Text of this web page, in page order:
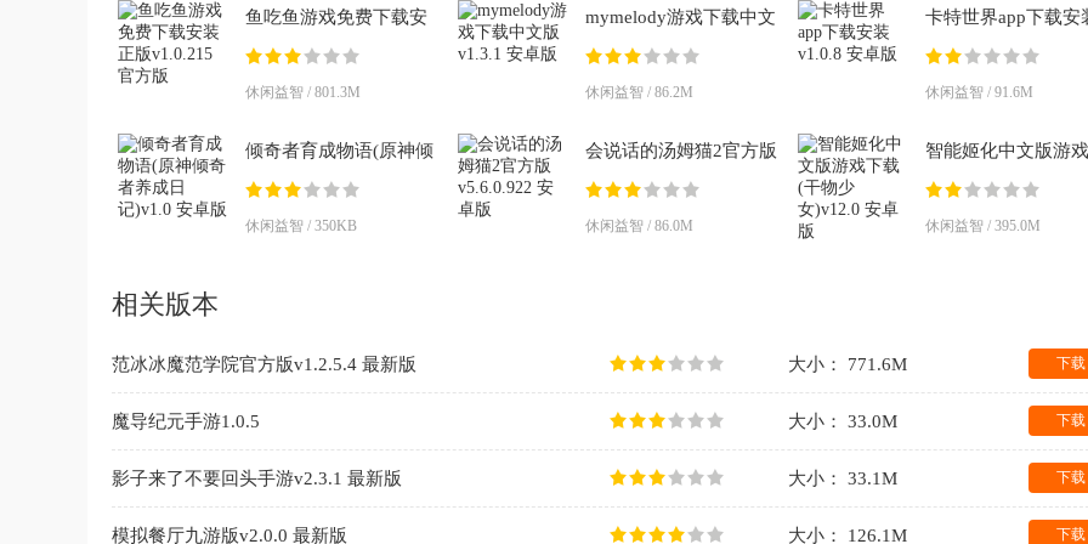
鱼吃鱼游戏免费下载安
装正版v1.0.215 官方版
休闲益智 / 801.3M
mymelody游戏下载中文
版v1.3.1 安卓版
休闲益智 / 86.2M
卡特世界app下载安
v1.0.8 安卓版
休闲益智 / 91.6M
倾奇者育成物语(原神倾
奇者养成日记)v1.0 安卓
休闲益智 / 350KB
会说话的汤姆猫2官方版
v5.6.0.922 安卓版
休闲益智 / 86.0M
智能姬化中文版游
载(干物少女)v12.0
休闲益智 / 395.0M
相关版本
范冰冰魔范学院官方版v1.2.5.4 最新版 大小： 771.6M 下载
魔导纪元手游1.0.5 大小： 33.0M 下载
影子来了不要回头手游v2.3.1 最新版 大小： 33.1M 下载
模拟餐厅九游版v2.0.0 最新版 大小： 126.1M 下载